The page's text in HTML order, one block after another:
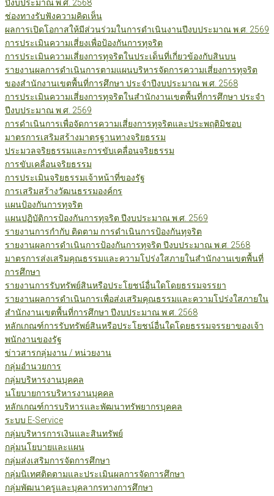
ปีงบประมาณ พ.ศ. 2568
ช่องทางรับฟังความคิดเห็น
ผลการเปิดโอกาสให้มีส่วนร่วมในการดำเนินงานปีงบประมาณ พ.ศ. 2569
การประเมินความเสี่ยงเพื่อป้องกันการทุจริต
การประเมินความเสี่ยงการทุจริตในประเด็นที่เกี่ยวข้องกับสินบน
รายงานผลการดำเนินการตามแผนบริหารจัดการความเสี่ยงการทุจริต
ของสำนักงานเขตพื้นที่การศึกษา ประจำปีงบประมาณ พ.ศ. 2568
การประเมินความเสี่ยงการทุจริตในสำนักงานเขตพื้นที่การศึกษา ประจำ
ปีงบประมาณ พ.ศ. 2569
การดำเนินการเพื่อจัดการความเสี่ยงการทุจริตและประพฤติมิชอบ
มาตรการเสริมสร้างมาตรฐานทางจริยธรรม
ประมวลจริยธรรมและการขับเคลื่อนจริยธรรม
การขับเคลื่อนจริยธรรม
การประเมินจริยธรรมเจ้าหน้าที่ของรัฐ
การเสริมสร้างวัฒนธรรมองค์กร
แผนป้องกันการทุจริต
แผนปฏิบัติการป้องกันการทุจริต ปีงบประมาณ พ.ศ. 2569
รายงานการกำกับ ติดตาม การดำเนินการป้องกันทุจริต
รายงานผลการดำเนินการป้องกันการทุจริต ปีงบประมาณ พ.ศ. 2568
มาตรการส่งเสริมคุณธรรมและความโปร่งใสภายในสำนักงานเขตพื้นที่
การศึกษา
รายงานการรับทรัพย์สินหรือประโยชน์อื่นใดโดยธรรมจรรยา
รายงานผลการดำเนินการเพื่อส่งเสริมคุณธรรมและความโปร่งใสภายใน
สำนักงานเขตพื้นที่การศึกษา ปีงบประมาณ พ.ศ. 2568
หลักเกณฑ์การรับทรัพย์สินหรือประโยชน์อื่นใดโดยธรรมจรรยาของเจ้า
พนักงานของรัฐ
ข่าวสารกลุ่มงาน / หน่วยงาน
กลุ่มอำนวยการ
กลุ่มบริหารงานบุคคล
นโยบายการบริหารงานบุคคล
หลักเกณฑ์การบริหารและพัฒนาทรัพยากรบุคคล
ระบบ E-Service
กลุ่มบริหารการเงินและสินทรัพย์
กลุ่มนโยบายและแผน
กลุ่มส่งเสริมการจัดการศึกษา
กลุ่มนิเทศติดตามและประเมินผลการจัดการศึกษา
กลุ่มพัฒนาครูและบุคลากรทางการศึกษา